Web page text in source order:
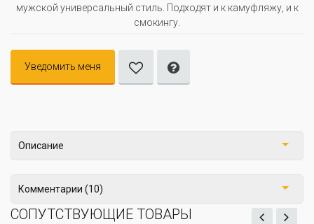
мужской универсальный стиль. Подходят и к камуфляжу, и к
смокингу.
Уведомить меня
Описание
Комментарии (10)
СОПУТСТВУЮЩИЕ ТОВАРЫ